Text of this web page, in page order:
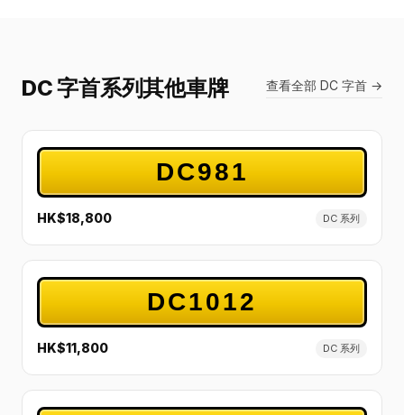
DC 字首系列其他車牌 查看全部 DC 字首 →
DC981
HK$18,800 DC 系列
DC1012
HK$11,800 DC 系列